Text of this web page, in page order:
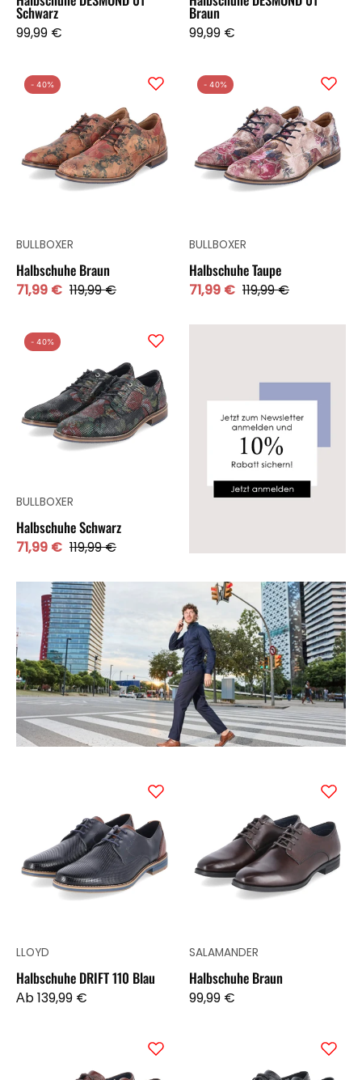
Schwarz
99,99 €
Braun
99,99 €
Halbschuhe
- 40%
BULLBOXER
Halbschuhe Braun
71,99 € 119,99 €
Halbschuhe
- 40%
BULLBOXER
Halbschuhe Taupe
71,99 € 119,99 €
Halbschuhe
- 40%
BULLBOXER
Halbschuhe Schwarz
71,99 € 119,99 €
Halbschuhe
110
Blau
LLOYD
Halbschuhe DRIFT 110 Blau
Аb 139,99 €
Halbschuhe
SALAMANDER
Halbschuhe Braun
99,99 €
Halbschuhe
Halbschuhe